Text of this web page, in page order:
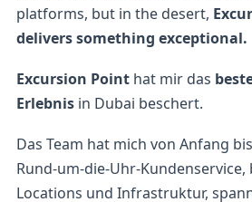
platforms, but in the desert,
delivers something exceptional.
Excursion Pointhat mir das
Erlebnisin Dubai beschert.
Das Team hat mich von Anfang
Rund-um-die-Uhr-
Locations und Infrastruktur,